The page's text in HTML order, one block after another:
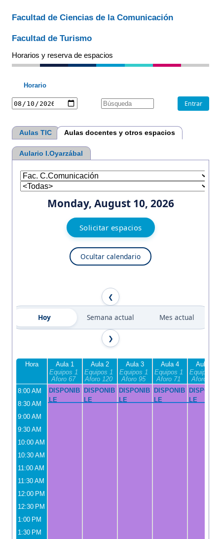
Facultad de Ciencias de la Comunicación
Facultad de Turismo
Horarios y reserva de espacios
Horario
Aulas TIC Aulas docentes y otros espacios
Aulario I.Oyarzábal
Solicitar espacios
Monday, August 10, 2026
Ocultar calendario
Hoy Semana actual Mes actual
Hora
Aula 1
Equipos 1
Aforo 67
Aula 2
Equipos 1
Aforo 120
Aula 3
Equipos 1
Aforo 95
Aula 4
Equipos 1
Aforo 71
Aula 5
Equipos 1
Aforo 69
8:00 AM
DISPONIB
LE
DISPONIB
LE
DISPONIB
LE
DISPONIB
LE
DISPONIB
LE
8:30 AM
9:00 AM
9:30 AM
10:00 AM
10:30 AM
11:00 AM
11:30 AM
12:00 PM
12:30 PM
1:00 PM
1:30 PM